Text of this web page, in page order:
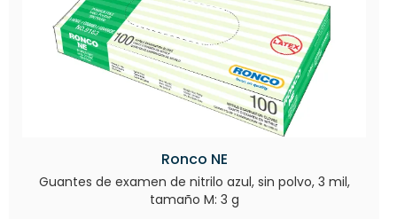
Ronco NE
Guantes de examen de nitrilo azul, sin polvo, 3 mil,
tamaño M: 3 g